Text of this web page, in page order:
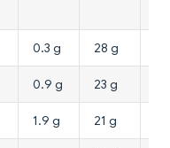
0.3 g 28 g
0.9 g 23 g
1.9 g 21 g